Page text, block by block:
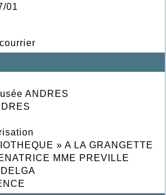
01
ANDRES
» A LA GRANGETTE
MME PREVILLE